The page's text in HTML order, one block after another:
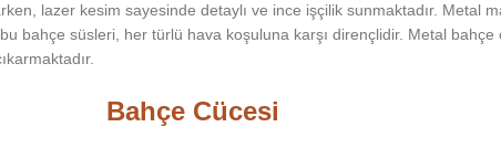
lazer kesim sayesinde detaylı ve ince işçilik sunmaktadır. Metal
bahçe süsleri, her türlü hava koşuluna karşı dirençlidir. Metal
Bahçe Cücesi